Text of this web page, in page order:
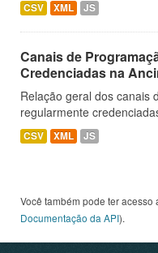
CSV XML JS
Canais de
Credenciadas na
Relação geral dos canais
regularmente
CSV XML JS
Você também pode ter
Documentação da API).